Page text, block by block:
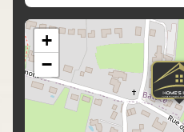
+
−